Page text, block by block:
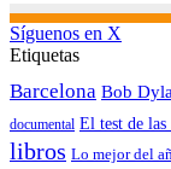
Síguenos en X
Etiquetas
Barcelona Bob
documental El test de las
libros Lo mejor del